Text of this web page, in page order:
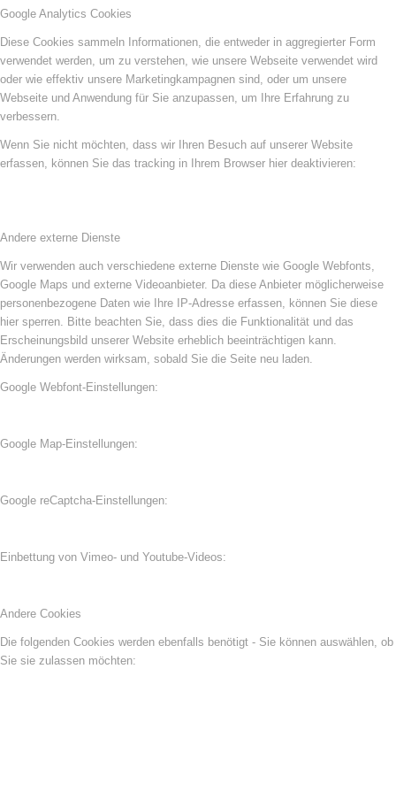
Google Analytics Cookies
Diese Cookies sammeln Informationen, die entweder in aggregierter Form
verwendet werden, um zu verstehen, wie unsere Webseite verwendet wird
oder wie effektiv unsere Marketingkampagnen sind, oder um unsere
Webseite und Anwendung für Sie anzupassen, um Ihre Erfahrung zu
verbessern.
Wenn Sie nicht möchten, dass wir Ihren Besuch auf unserer Website
erfassen, können Sie das tracking in Ihrem Browser hier deaktivieren:
Andere externe Dienste
Wir verwenden auch verschiedene externe Dienste wie Google Webfonts,
Google Maps und externe Videoanbieter. Da diese Anbieter möglicherweise
personenbezogene Daten wie Ihre IP-Adresse erfassen, können Sie diese
hier sperren. Bitte beachten Sie, dass dies die Funktionalität und das
Erscheinungsbild unserer Website erheblich beeinträchtigen kann.
Änderungen werden wirksam, sobald Sie die Seite neu laden.
Google Webfont-Einstellungen:
Google Map-Einstellungen:
Google reCaptcha-Einstellungen:
Einbettung von Vimeo- und Youtube-Videos:
Andere Cookies
Die folgenden Cookies werden ebenfalls benötigt - Sie können auswählen, ob
Sie sie zulassen möchten: